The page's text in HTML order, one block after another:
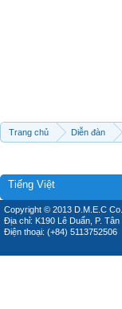
Trang chủ Diễn đàn
Tiếng Việt
Copyright © 2013 D.M.E.C
Địa chỉ: K190 Lê Duẩn, P.
Điện thoại: (+84) 5113752506